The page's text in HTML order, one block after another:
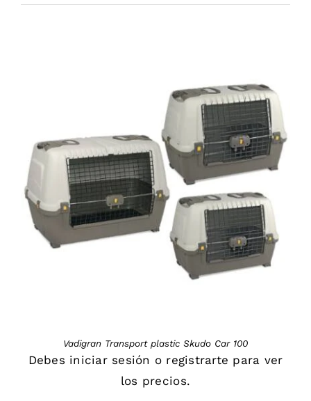
DETAILS
Vadigran Transport plastic Skudo Car 100
Debes iniciar sesión o registrarte para ver
los precios.